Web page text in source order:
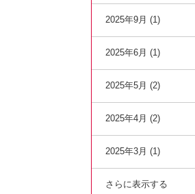
2025年9月 (1)
2025年6月 (1)
2025年5月 (2)
2025年4月 (2)
2025年3月 (1)
さらに表示する